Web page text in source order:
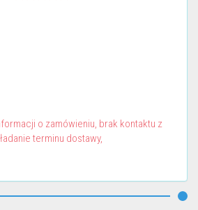
o zamówieniu, brak kontaktu z
terminu dostawy,